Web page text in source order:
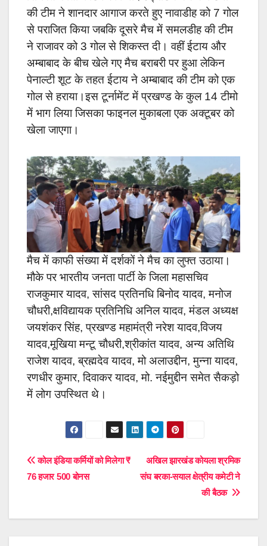
की टीम ने शानदार आगाज करते हुए नावाडीह को 7 गोल
से पराजित किया जबकि दूसरे मैच में समलडीह की टीम
ने राजावर को 3 गोल से शिकस्त दी। वहीं ईटाय और
अम्बाबाद के बीच खेले गए मैच बराबरी पर हुआ लेकिन
पेनाल्टी शूट के तहत ईटाय ने अम्बाबाद की टीम को एक
गोल से हराया।इस टूर्नामेंट में प्रखण्ड के कुल 14 टीमो
में भाग लिया जिसका फाइनल मुकाबला एक अक्टूबर को
खेला जाएगा।
मैच में काफी संख्या में दर्शकों ने मैच का लुफ्त उठाया।
मौके पर भारतीय जनता पार्टी के जिला महासचिव
राजकुमार यादव, सांसद प्रतिनधि बिनोद यादव, मनोज
चौधरी,क्षविद्यायक प्रतिनिधि अनिल यादव, मंडल अध्यक्ष
जयशंकर सिंह, प्रखण्ड महामंत्री नरेश यादव,विजय
यादव,मूखिया मन्टू चौधरी,श्रीकांत यादव, अन्य अतिथि
राजेश यादव, ब्रह्मदेव यादव, मो अलाउद्दीन, मुन्ना यादव,
रणधीर कुमार, दिवाकर यादव, मो. नईमुद्दीन समेत सैकड़ो
में लोग उपस्थित थे।
Post
अखिल झारखंड कोयला श्रमिक
संघ बरका-सयाल क्षेत्रीय कमेटी ने
की बैठक
कोल इंडिया कर्मियों को मिलेगा ₹
76 हजार 500 बोनस